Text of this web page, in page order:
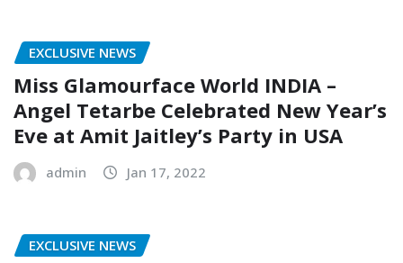
EXCLUSIVE NEWS
Miss Glamourface World INDIA –
Angel Tetarbe Celebrated New Year’s
Eve at Amit Jaitley’s Party in USA
admin Jan 17, 2022
EXCLUSIVE NEWS